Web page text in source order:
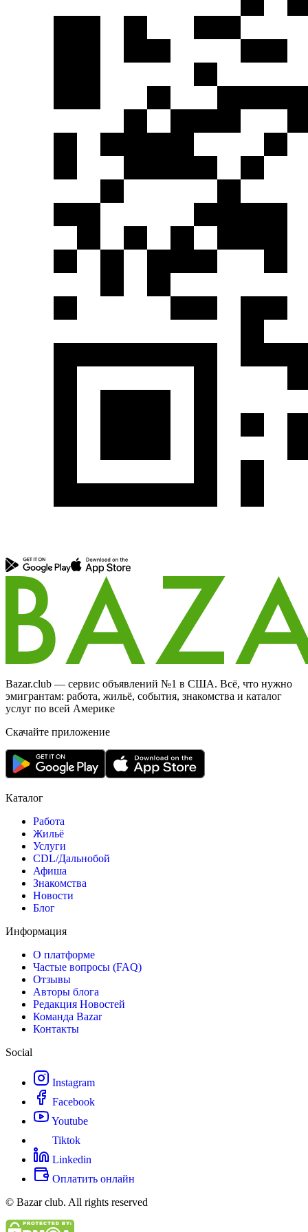
Bazar.club — сервис объявлений №1 в США. Всё, что нужно
эмигрантам: работа, жильё, события, знакомства и каталог
услуг по всей Америке
Скачайте приложение
Каталог
Работа
Жильё
Услуги
CDL/Дальнобой
Афиша
Знакомства
Новости
Блог
Информация
О платформе
Частые вопросы (FAQ)
Отзывы
Авторы блога
Редакция Новостей
Команда Bazar
Контакты
Social
Instagram
Facebook
Youtube
Tiktok
Linkedin
Оплатить онлайн
© Bazar club. All rights reserved